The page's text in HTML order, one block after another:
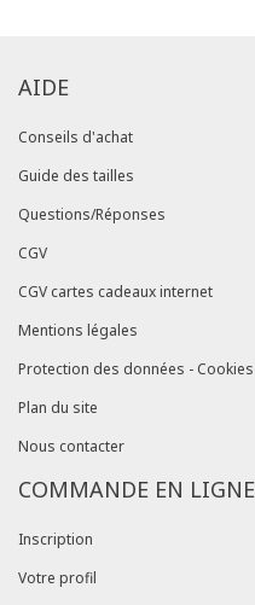
AIDE
Conseils d'achat
Guide des tailles
Questions/Réponses
CGV
CGV cartes cadeaux internet
Mentions légales
Protection des données - Cookies
Plan du site
Nous contacter
COMMANDE EN LIGNE
Inscription
Votre profil